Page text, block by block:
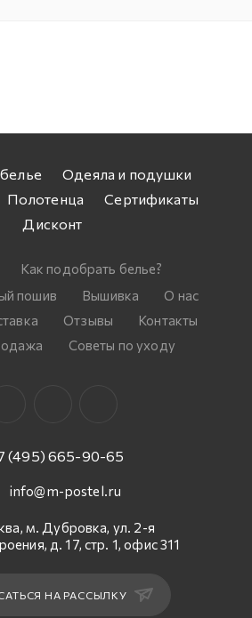
Одеяла и подушки
Полотенца
Сертификаты
Дисконт
Как подобрать белье?
пошив
Вышивка
О нас
Отзывы
Контакты
Советы по уходу
(495) 665-90-65
info@m-postel.ru
м. Дубровка, ул. 2-я
д. 17, стр. 1, офис 311
НА РАССЫЛКУ